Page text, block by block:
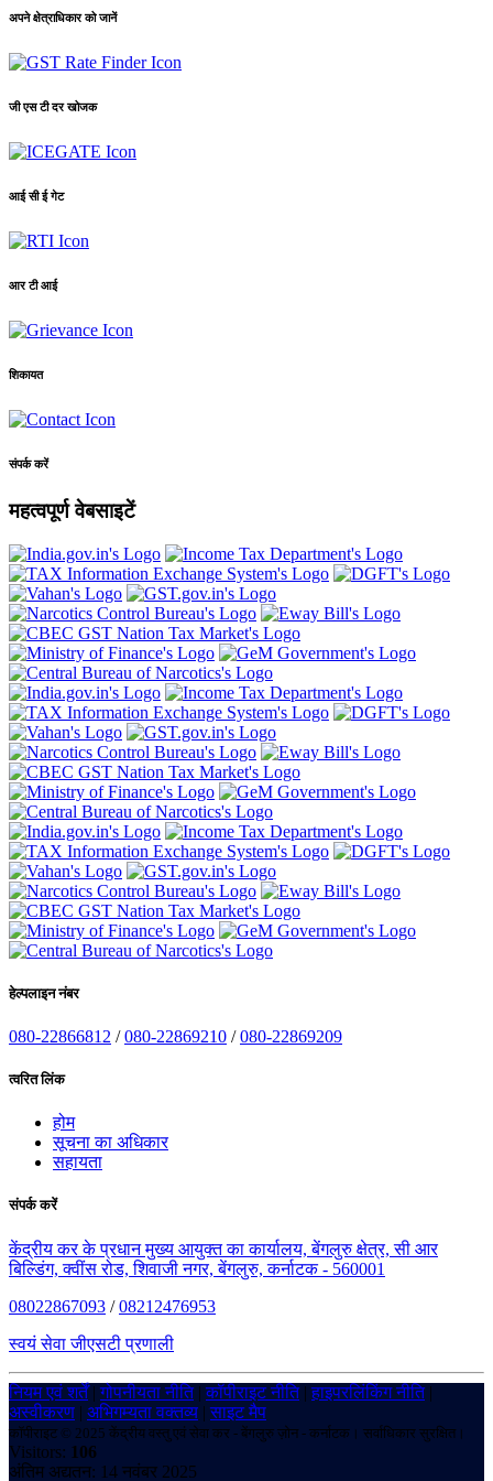
अपने क्षेत्राधिकार को जानें
जी एस टी दर खोजक
आई सी ई गेट
आर टी आई
शिकायत
संपर्क करें
महत्वपूर्ण वेबसाइटें
हेल्पलाइन नंबर
080-22866812 /080-22869210 /080-22869209
त्वरित लिंक
होम
सूचना का अधिकार
सहायता
संपर्क करें
केंद्रीय कर के प्रधान मुख्य आयुक्त का कार्यालय, बेंगलुरु क्षेत्र, सी आर
बिल्डिंग, क्वींस रोड, शिवाजी नगर, बेंगलुरु, कर्नाटक - 560001
08022867093 /08212476953
स्वयं सेवा जीएसटी प्रणाली
नियम एवं शर्तें|गोपनीयता नीति|कॉपीराइट नीति|हाइपरलिंकिंग नीति|
अस्वीकरण | अभिगम्यता वक्तव्य |साइट मैप
कॉपीराइट © 2025 केंद्रीय वस्तु एवं सेवा कर - बेंगलुरु ज़ोन - कर्नाटक। सर्वाधिकार सुरक्षित।
Visitors: 106
अंतिम अद्यतन: 14 नवंबर 2025